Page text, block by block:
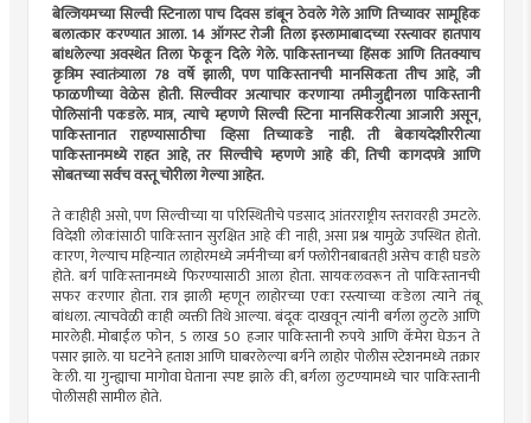
बेल्जियमच्या सिल्वी स्टिनाला पाच दिवस डांबून ठेवले गेले आणि तिच्यावर सामूहिक
बलात्कार करण्यात आला. 14 ऑगस्ट रोजी तिला इस्लामाबादच्या रस्त्यावर हातपाय
बांधलेल्या अवस्थेत तिला फेकून दिले गेले. पाकिस्तानच्या हिंसक आणि तितक्याच
कृत्रिम स्वातंत्र्याला 78 वर्षे झाली, पण पाकिस्तानची मानसिकता तीच आहे, जी
फाळणीच्या वेळेस होती. सिल्वीवर अत्याचार करणार्‍या तमीजुद्दीनला पाकिस्तानी
पोलिसांनी पकडले. मात्र, त्याचे म्हणणे सिल्वी स्टिना मानसिकरीत्या आजारी असून,
पाकिस्तानात राहण्यासाठीचा व्हिसा तिच्याकडे नाही. ती बेकायदेशीररीत्या
पाकिस्तानमध्ये राहत आहे, तर सिल्वीचे म्हणणे आहे की, तिची कागदपत्रे आणि
सोबतच्या सर्वच वस्तू चोरीला गेल्या आहेत.
ते काहीही असो, पण सिल्वीच्या या परिस्थितीचे पडसाद आंतरराष्ट्रीय स्तरावरही उमटले.
विदेशी लोकांसाठी पाकिस्तान सुरक्षित आहे की नाही, असा प्रश्न यामुळे उपस्थित होतो.
कारण, गेल्याच महिन्यात लाहोरमध्ये जर्मनीच्या बर्ग फ्लोरीनबाबतही असेच काही घडले
होते. बर्ग पाकिस्तानमध्ये फिरण्यासाठी आला होता. सायकलवरून तो पाकिस्तानची
सफर करणार होता. रात्र झाली म्हणून लाहोरच्या एका रस्त्याच्या कडेला त्याने तंबू
बांधला. त्याचवेळी काही व्यक्ती तिथे आल्या. बंदूक दाखवून त्यांनी बर्गला लुटले आणि
मारलेही. मोबाईल फोन, 5 लाख 50 हजार पाकिस्तानी रुपये आणि कॅमेरा घेऊन ते
पसार झाले. या घटनेने हताश आणि घाबरलेल्या बर्गने लाहोर पोलीस स्टेशनमध्ये तक्रार
केली. या गुन्ह्याचा मागोवा घेताना स्पष्ट झाले की, बर्गला लुटण्यामध्ये चार पाकिस्तानी
पोलीसही सामील होते.